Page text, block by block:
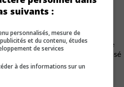
NE PASSE PAS À L’ÈRE
du populaire X3, ne sera pas
par la montée en puissance
notamment le futur iX4 basé
suivants :
personnalisés, mesure de
et du contenu, études
de services
à des informations sur un